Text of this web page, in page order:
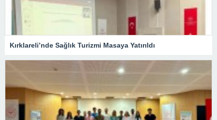
Kırklareli’nde Sağlık Turizmi Masaya Yatırıldı